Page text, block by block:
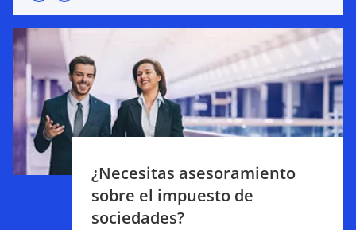
¿Necesitas asesoramiento
sobre el impuesto de
sociedades?